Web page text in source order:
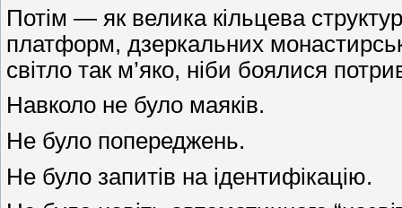
Потім — як велика кільцева
платформ, дзеркальних
світло так м’яко, ніби боялися
Навколо не було маяків.
Не було попереджень.
Не було запитів на ідентифікацію.